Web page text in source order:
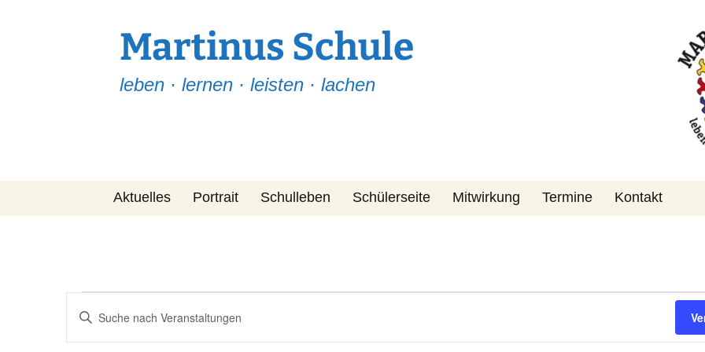
Martinus Schule
leben · lernen · leisten · lachen
Zum
Aktuelles Portrait
Fragen-ABC
Projekte
Schulleben Schülerseite Mitwirkung
Förderverein
Termine Kontakt
Veranstaltungen
Suche
Bitte